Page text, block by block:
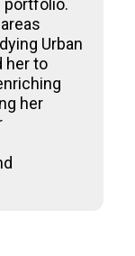
portfolio.
Urban
her to
her